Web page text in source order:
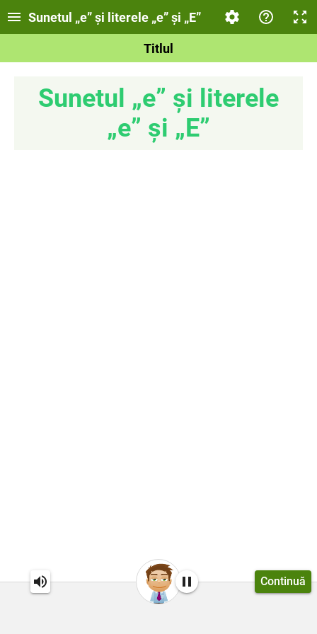
Continuă
Sunetul „e” și literele „e” și „E”
Titlul
Sunetul „e” și literele
„e” și „E”